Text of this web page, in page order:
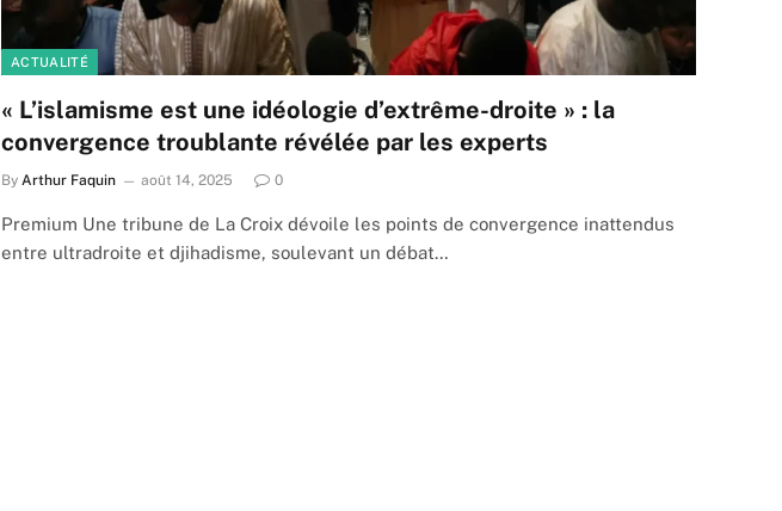
ACTUALITÉ
« L’islamisme est une idéologie d’extrême-droite » : la
convergence troublante révélée par les experts
By Arthur Faquin août 14, 2025 0
Premium Une tribune de La Croix dévoile les points de convergence inattendus
entre ultradroite et djihadisme, soulevant un débat…